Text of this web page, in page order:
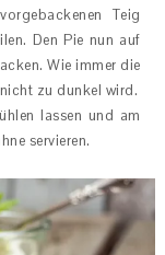
Teig
Den Pie nun auf
Wie immer die
zu dunkel wird.
lassen und am
servieren.